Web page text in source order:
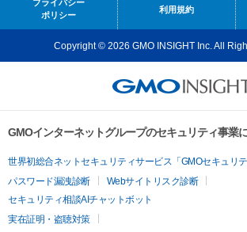
プライバシー
ポリシー
利用規約
Copyright © 2026 GMO INSIGHT Inc. All
GMOインターネットグループのセキュリティ事業
世界初総合ネットセキュリティサービス「GMOセキュリテ
パスワード漏洩診断
Webサイトリスク診断
セキュリティ相談AIチャットボット
実在証明・盗聴対策